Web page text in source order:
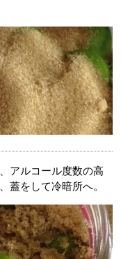
アルコール度数の高
蓋をして冷暗所へ。